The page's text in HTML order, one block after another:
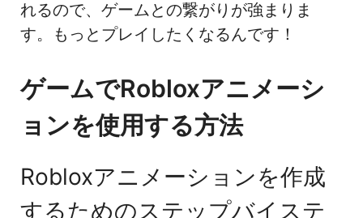
れるので、ゲームとの繋がりが強まりま
す。もっとプレイしたくなるんです！
ゲームでRobloxアニメーシ
ョンを使用する方法
Robloxアニメーションを作成
するためのステップバイステ